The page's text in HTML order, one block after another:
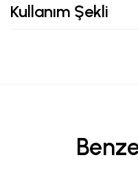
Kullanım Şekli